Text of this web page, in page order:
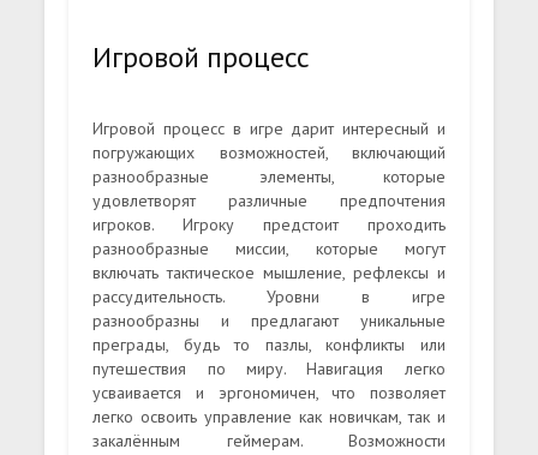
Игровой процесс
Игровой процесс в игре дарит интересный и
погружающих возможностей, включающий
разнообразные элементы, которые
удовлетворят различные предпочтения
игроков. Игроку предстоит проходить
разнообразные миссии, которые могут
включать тактическое мышление, рефлексы и
рассудительность. Уровни в игре
разнообразны и предлагают уникальные
преграды, будь то пазлы, конфликты или
путешествия по миру. Навигация легко
усваивается и эргономичен, что позволяет
легко освоить управление как новичкам, так и
закалённым геймерам. Возможности